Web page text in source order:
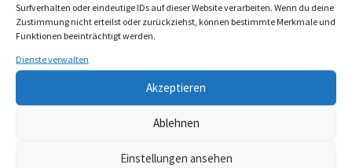
Surfverhalten oder eindeutige IDs auf dieser Website verarbeiten. Wenn du deine
Zustimmung nicht erteilst oder zurückziehst, können bestimmte Merkmale und
Funktionen beeinträchtigt werden.
Dienste verwalten
Akzeptieren
Ablehnen
Einstellungen ansehen
Kaleidoskop Kirchenmusik(1)
MELDUNGEN AUS ST. JOHANNIS UND ST.